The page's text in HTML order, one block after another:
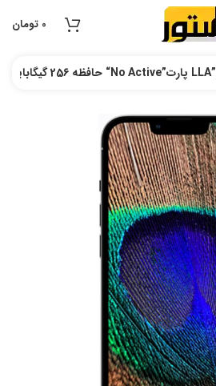
0 تومان